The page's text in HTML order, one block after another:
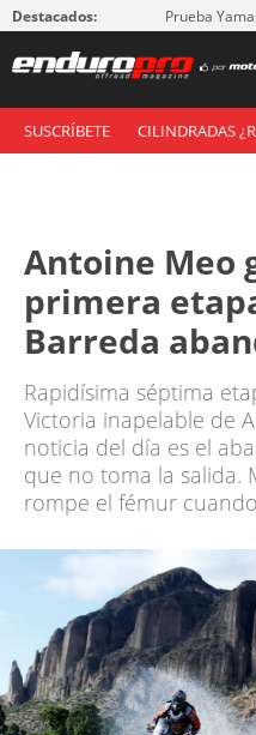
Destacados: Prueba
SUSCRÍBETE CILINDRADAS
Antoine Meo
primera
Barreda
Rapidísima séptima
Victoria inapelable de
noticia del día es el
que no toma la salida.
rompe el fémur